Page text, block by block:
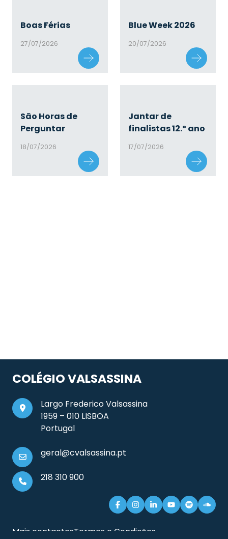
Boas Férias
27/07/2026
Blue Week 2026
20/07/2026
São Horas de
Perguntar
18/07/2026
Jantar de
finalistas 12.º ano
17/07/2026
COLÉGIO VALSASSINA
Largo Frederico Valsassina
1959 – 010 LISBOA
Portugal
geral@cvalsassina.pt
218 310 900
Mais contactosTermos e Condições